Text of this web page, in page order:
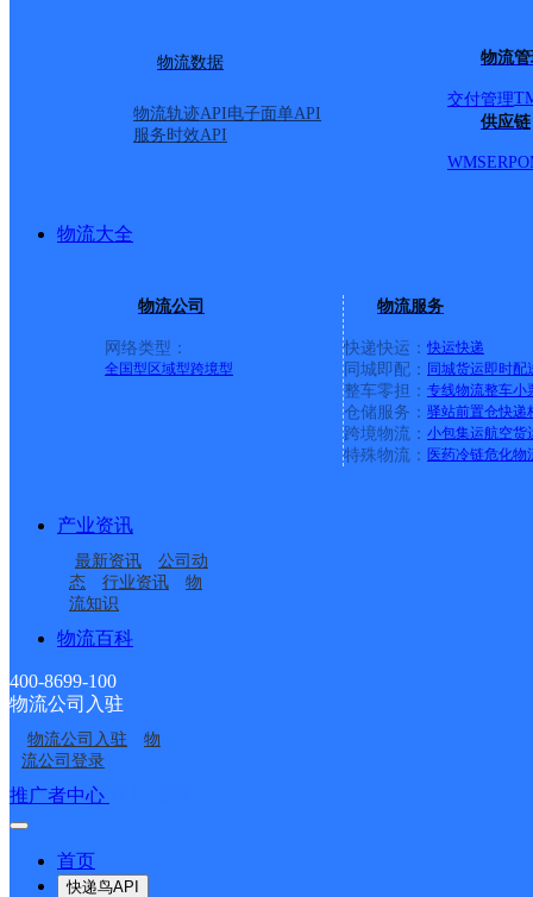
物流数据
物流轨迹API电子面单API
服务时效API
物流
交付管理
供应链
WMSERP
物流大全
物流公司
网络类型：
全国型 区域型跨境型
物流服务
快递快运： 快运快递
同城即配： 同城货运即时配
整车零担： 专线物流整车小
仓储服务： 驿站前置仓快递
跨境物流： 小包集运航空货
特殊物流： 医药冷链危化物
产业资讯
最新资讯
公司动
态
行业资讯
物
流知识
物流百科
400-8699-100
物流公司入驻
物流公司入驻
物
流公司登录
推广者中心
首页
快递鸟API
中国邮政集团有限公司新疆维吾尔自治区叶城县
泰安宁阳县营业部
泰安宁阳县磁窑镇营业
部
中国邮政集团有限公司
山东省宁阳县蒋集邮电
支局
中国邮政集团有限公司
山东省宁阳县乡饮邮电
支局
中国邮政集团有限公司
山东省宁阳县白马邮电
中国邮政集团有限公司
接口API
API接口 DEMO下载